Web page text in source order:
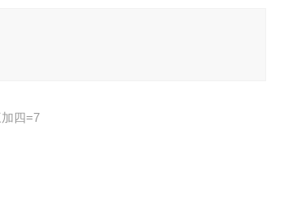
四=7